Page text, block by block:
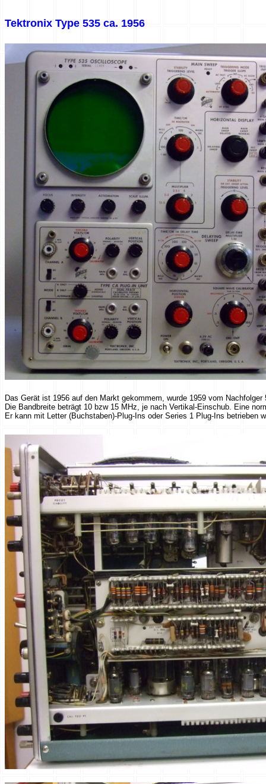
Tektronix Type 535 ca. 1956
Das Gerät ist 1956 auf den Markt gekommem, wurde 1959 vom
Die Bandbreite beträgt 10 bzw 15 MHz, je nach Vertikal-Einschub. Eine
Er kann mit Letter (Buchstaben)-Plug-Ins oder Series 1 Plug-Ins betrieben